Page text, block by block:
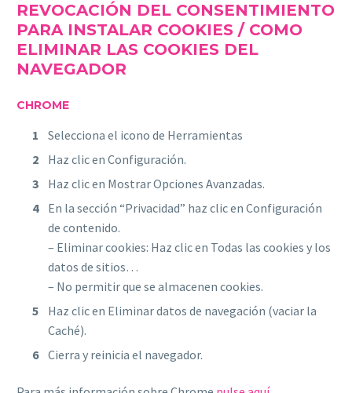
REVOCACIÓN DEL CONSENTIMIENTO
PARA INSTALAR COOKIES / COMO
ELIMINAR LAS COOKIES DEL
NAVEGADOR
CHROME
Selecciona el icono de Herramientas
Haz clic en Configuración.
Haz clic en Mostrar Opciones Avanzadas.
En la sección “Privacidad” haz clic en Configuración
de contenido.
– Eliminar cookies: Haz clic en Todas las cookies y los
datos de sitios…
– No permitir que se almacenen cookies.
Haz clic en Eliminar datos de navegación (vaciar la
Caché).
Cierra y reinicia el navegador.